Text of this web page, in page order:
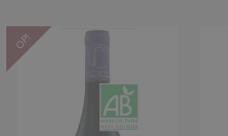
OP!